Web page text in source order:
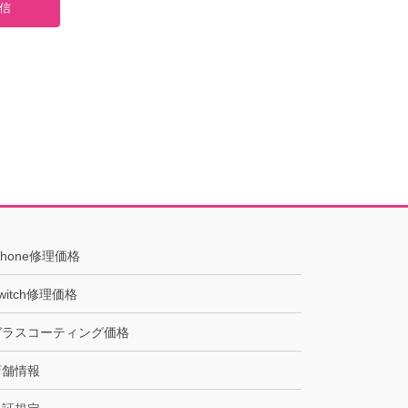
修理価格
修理価格
スコーティング価格
情報